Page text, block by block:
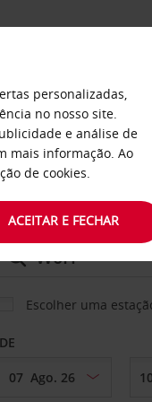
CARRO
LEVANTAR EM
Escolher uma
DE
personalizadas,
no nosso site.
e análise de
mais informação. Ao
de cookies.
ACEITAR E FECHAR